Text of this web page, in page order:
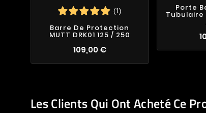
(1)
Barre De Protection
MUTT DRK01 125 / 250
109,00 €
Porte
Tubulaire
Les Clients Qui Ont Acheté Ce